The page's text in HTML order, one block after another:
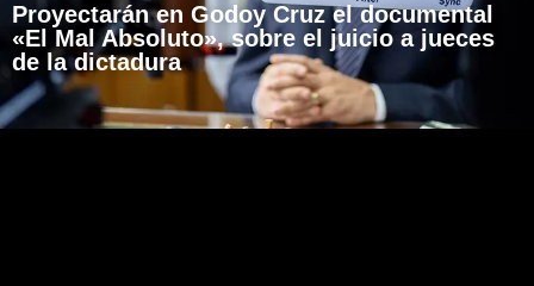
Proyectarán en Godoy Cruz el documental
«El Mal Absoluto», sobre el juicio a jueces
de la dictadura